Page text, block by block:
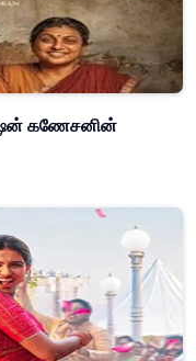
கணேசனின்